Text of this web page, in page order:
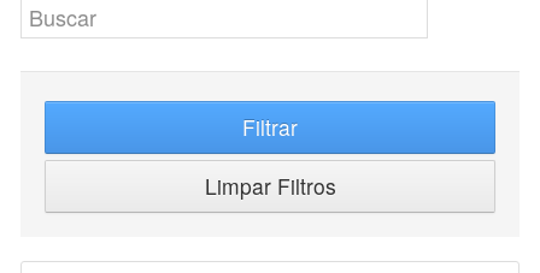
Filtrar
Limpar Filtros